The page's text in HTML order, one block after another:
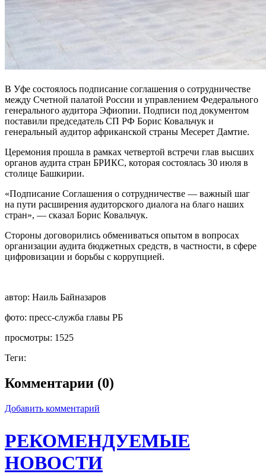
В Уфе состоялось подписание соглашения о сотрудничестве
между Счетной палатой России и управлением Федерального
генерального аудитора Эфиопии. Подписи под документом
поставили председатель СП РФ Борис Ковальчук и
генеральный аудитор африканской страны Месерет Дамтие.
Церемония прошла в рамках четвертой встречи глав высших
органов аудита стран БРИКС, которая состоялась 30 июля в
столице Башкирии.
«Подписание Соглашения о сотрудничестве — важный шаг
на пути расширения аудиторского диалога на благо наших
стран», — сказал Борис Ковальчук.
Стороны договорились обмениваться опытом в вопросах
организации аудита бюджетных средств, в частности, в сфере
цифровизации и борьбы с коррупцией.
автор: Наиль Байназаров
фото: пресс-служба главы РБ
просмотры: 1525
Теги:
Комментарии (0)
Добавить комментарий
РЕКОМЕНДУЕМЫЕ
НОВОСТИ